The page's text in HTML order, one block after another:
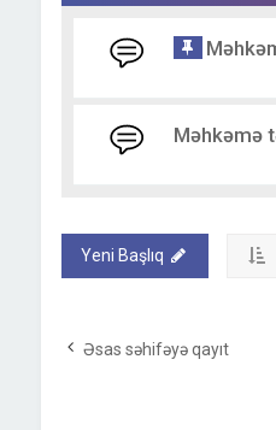
Məhkəmə
Yeni Başlıq
Əsas səhifəyə qayıt